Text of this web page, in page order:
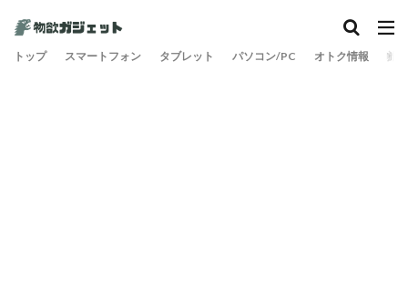
トップ スマートフォン タブレット パソコン/PC オトク情報 旅